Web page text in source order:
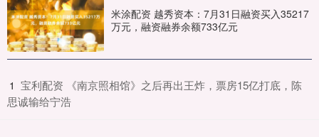
米涂配资 越秀资本：7月31日融资买入35217
万元，融资融券余额733亿元
1 ​宝利配资 《南京照相馆》之后再出王炸，票房15亿打底，陈
思诚输给宁浩